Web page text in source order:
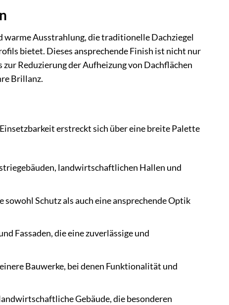
warme Ausstrahlung, die traditionelle Dachziegel
bietet. Dieses ansprechende Finish ist nicht nur
Reduzierung der Aufheizung von Dachflächen
Brillanz.
erstreckt sich über eine breite Palette
landwirtschaftlichen Hallen und
sowohl Schutz als auch eine ansprechende Optik
Fassaden, die eine zuverlässige und
Bauwerke, bei denen Funktionalität und
Gebäude, die besonderen